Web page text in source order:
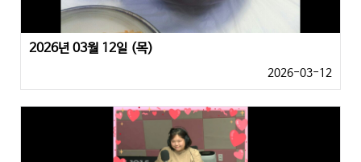
2026년 03월 12일 (목)
2026-03-12